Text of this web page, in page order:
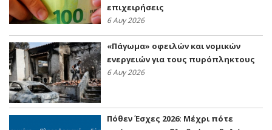
επιχειρήσεις
6 Αυγ 2026
«Πάγωμα» οφειλών και νομικών
ενεργειών για τους πυρόπληκτους
6 Αυγ 2026
Πόθεν Έσχες 2026: Μέχρι πότε